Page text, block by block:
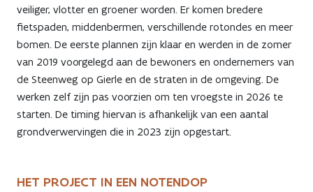
veiliger, vlotter en groener worden. Er komen bredere
fietspaden, middenbermen, verschillende rotondes en meer
bomen. De eerste plannen zijn klaar en werden in de zomer
van 2019 voorgelegd aan de bewoners en ondernemers van
de Steenweg op Gierle en de straten in de omgeving. De
werken zelf zijn pas voorzien om ten vroegste in 2026 te
starten. De timing hiervan is afhankelijk van een aantal
grondverwervingen die in 2023 zijn opgestart.
HET PROJECT IN EEN NOTENDOP